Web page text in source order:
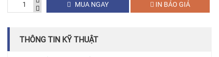
MUA NGAY
IN BÁO GIÁ
THÔNG TIN KỸ THUẬT